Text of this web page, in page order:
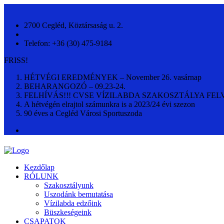
2700 Cegléd, Köztársaság u. 2.
Telefon: +36 (30) 475-9184
FRISS!
HÉTVÉGI EREDMÉNYEK – November 26. vasárnap
BEHARANGOZÓ – 09.23-24.
FELHÍVÁS!!! CVSE VÍZILABDA SZAKOSZTÁLYA
A hétvégén elrajtol számunkra is a 2023/24 évi szezon
90 éves a Cegléd Városi Sportuszoda
Kezdőlap
RÓLUNK
Szakosztályunk
Uszodánk bemutatása
Vízilabda edzőink
Büszkeségeink
CSAPATOK